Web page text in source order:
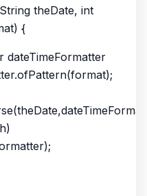
theDate, int
{
dateTimeFormatter